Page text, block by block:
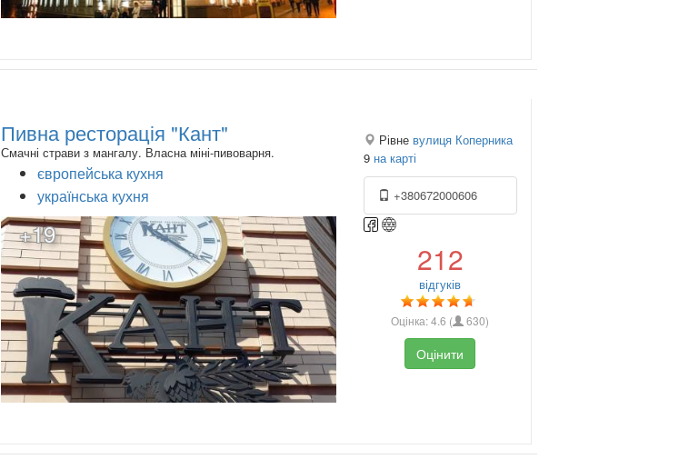
Пивна ресторація "Кант"
Смачні страви з мангалу. Власна міні-пивоварня.
європейська кухня
українська кухня
+19
Рівне вулиця Коперника
9 на карті
+380672000606
212
відгуків
Оцінка:4.6 ( 630)
Оцінити